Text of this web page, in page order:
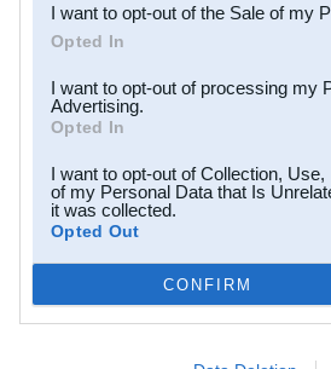
I want to opt-out of the Sale of my
Opted In
I want to opt-out of processing my
Advertising.
Opted In
I want to opt-out of Collection,
of my Personal Data that Is
it was collected.
Opted Out
CONFIRM